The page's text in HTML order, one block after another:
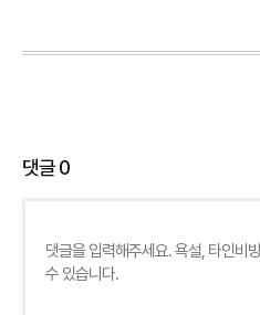
댓글0